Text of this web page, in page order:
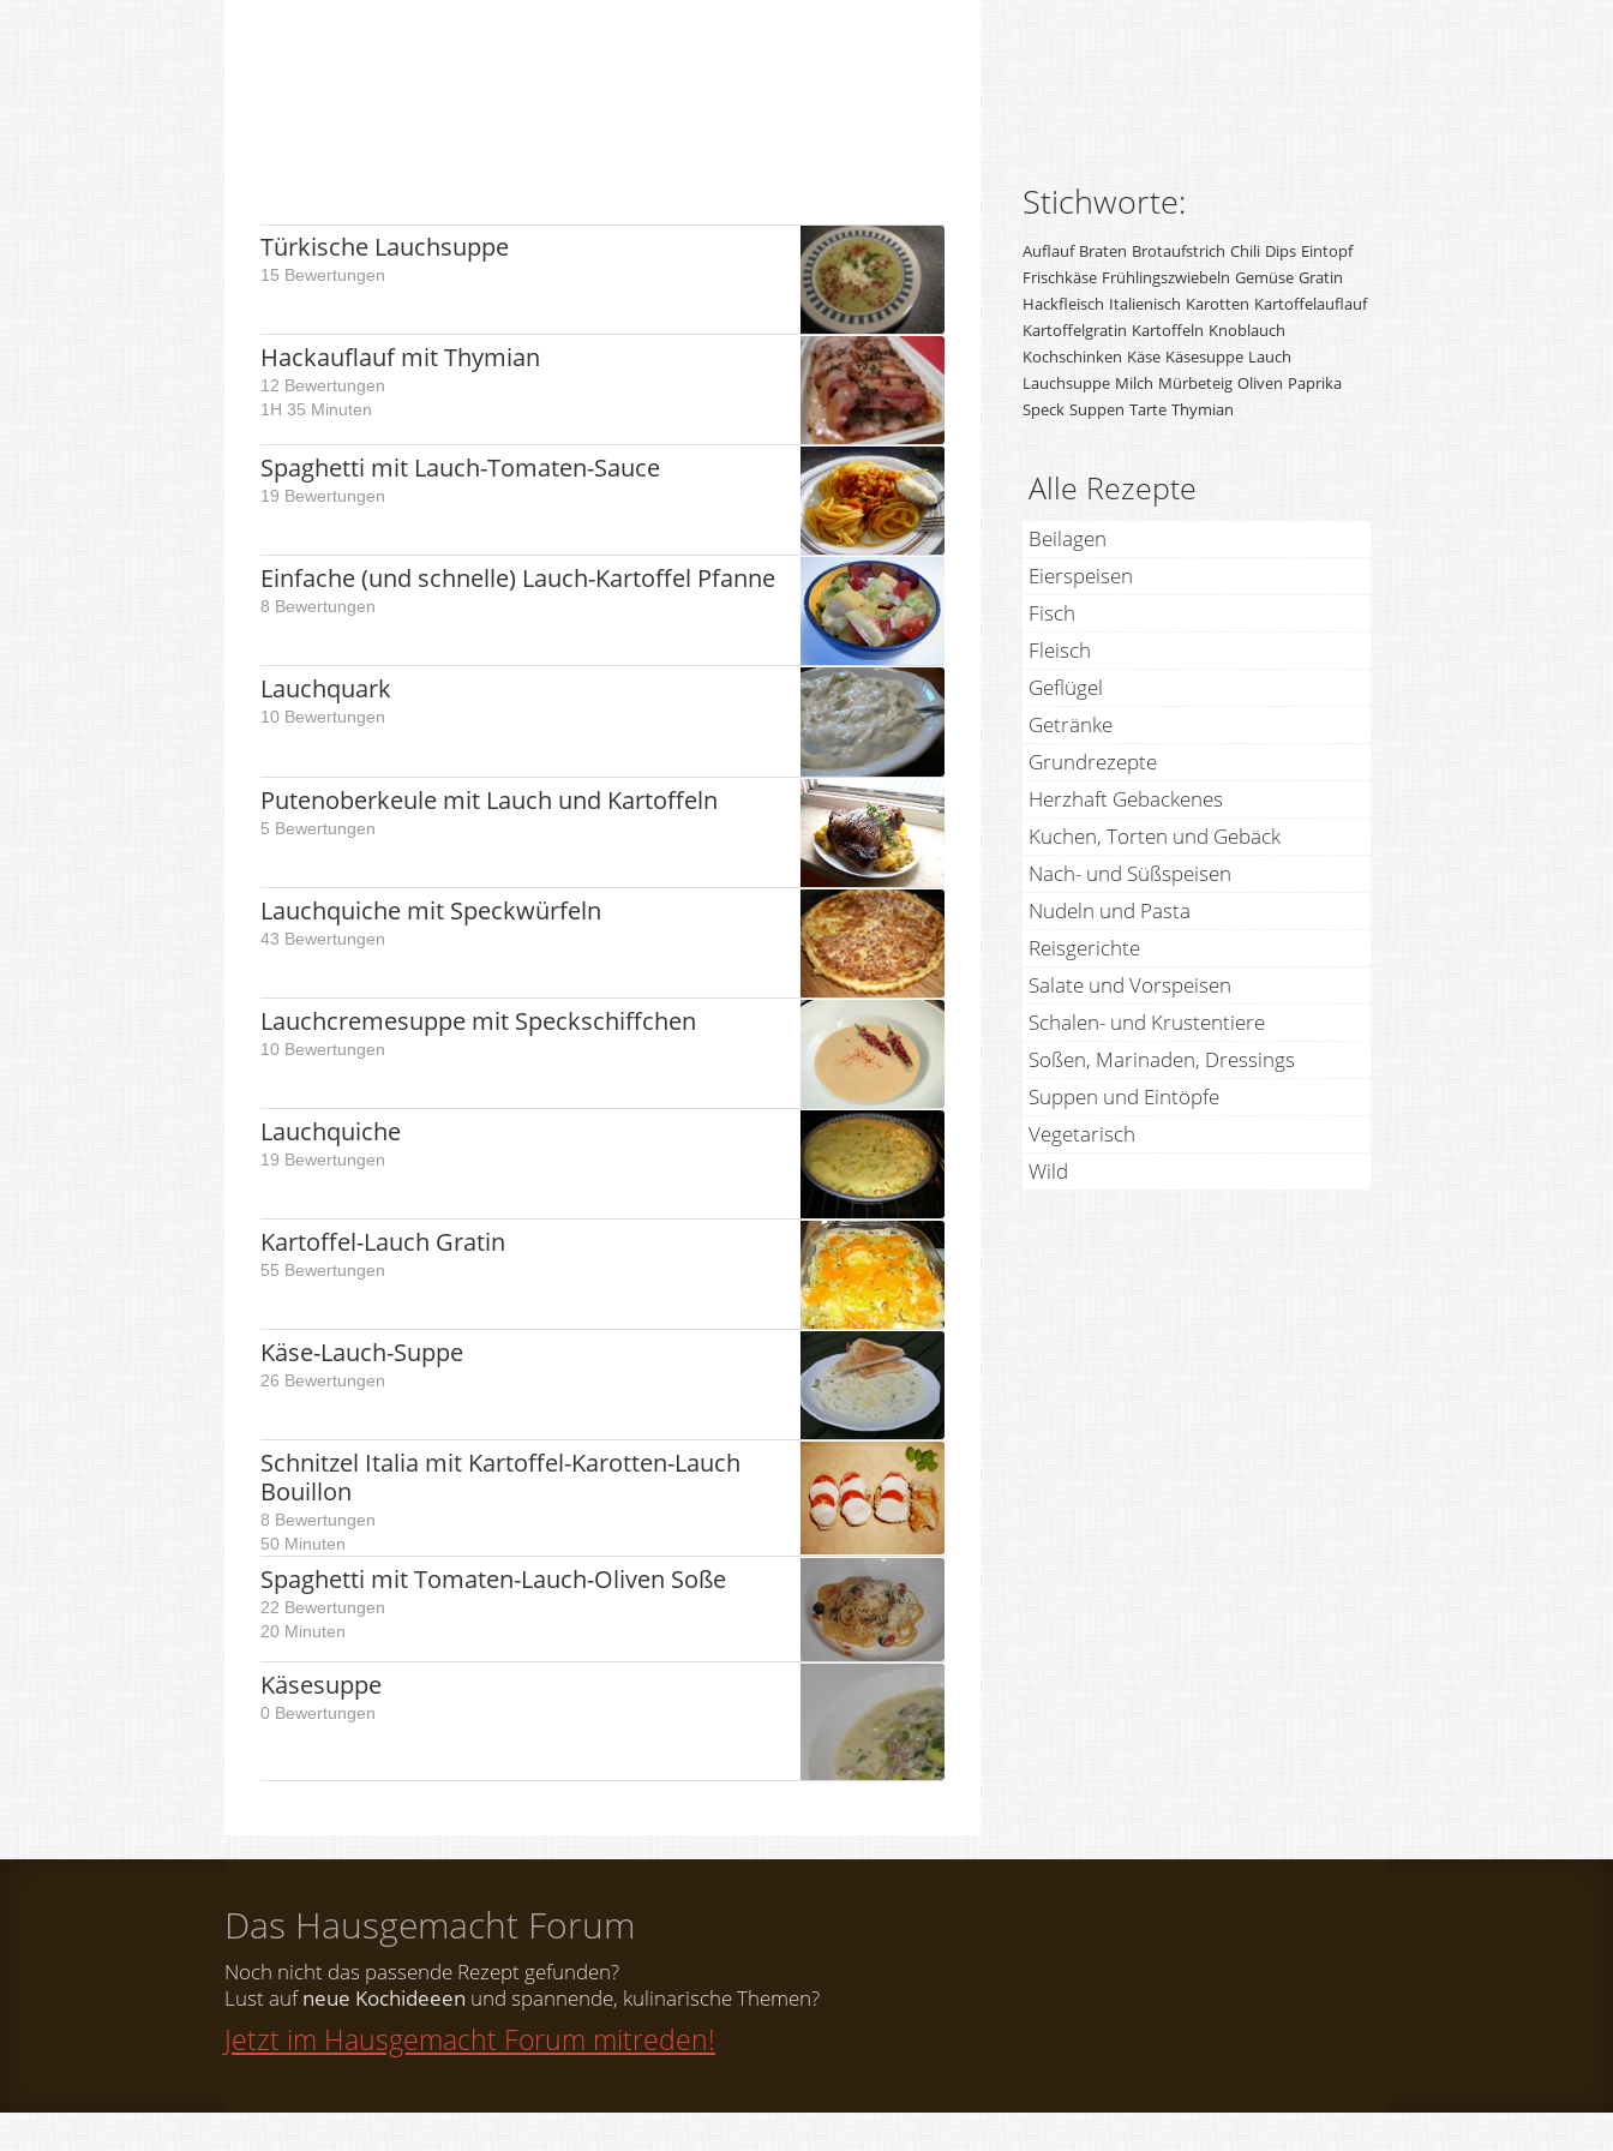
Türkische Lauchsuppe
15 Bewertungen
Hackauflauf mit Thymian
12 Bewertungen
1H 35 Minuten
Spaghetti mit Lauch-Tomaten-Sauce
19 Bewertungen
Einfache (und schnelle) Lauch-Kartoffel Pfanne
8 Bewertungen
Lauchquark
10 Bewertungen
Putenoberkeule mit Lauch und Kartoffeln
5 Bewertungen
Lauchquiche mit Speckwürfeln
43 Bewertungen
Lauchcremesuppe mit Speckschiffchen
10 Bewertungen
Lauchquiche
19 Bewertungen
Kartoffel-Lauch Gratin
55 Bewertungen
Käse-Lauch-Suppe
26 Bewertungen
Schnitzel Italia mit Kartoffel-Karotten-Lauch
Bouillon
8 Bewertungen
50 Minuten
Spaghetti mit Tomaten-Lauch-Oliven Soße
22 Bewertungen
20 Minuten
Käsesuppe
0 Bewertungen
Stichworte:
Auflauf Braten Brotaufstrich Chili Dips Eintopf
Frischkäse Frühlingszwiebeln Gemüse Gratin
Hackfleisch Italienisch Karotten Kartoffelauflauf
Kartoffelgratin Kartoffeln Knoblauch
Kochschinken Käse Käsesuppe Lauch
Lauchsuppe Milch Mürbeteig Oliven Paprika
Speck Suppen Tarte Thymian
Alle Rezepte
Beilagen
Eierspeisen
Fisch
Fleisch
Geflügel
Getränke
Grundrezepte
Herzhaft Gebackenes
Kuchen, Torten und Gebäck
Nach- und Süßspeisen
Nudeln und Pasta
Reisgerichte
Salate und Vorspeisen
Schalen- und Krustentiere
Soßen, Marinaden, Dressings
Suppen und Eintöpfe
Vegetarisch
Wild
Das Hausgemacht Forum
Noch nicht das passende Rezept gefunden?
Lust aufneue Kochideeen und spannende, kulinarische Themen?
Jetzt im Hausgemacht Forum mitreden!